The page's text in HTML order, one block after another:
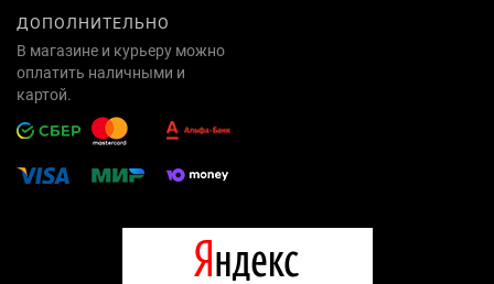
ДОПОЛНИТЕЛЬНО
В магазине и курьеру можно
оплатить наличными и
картой.